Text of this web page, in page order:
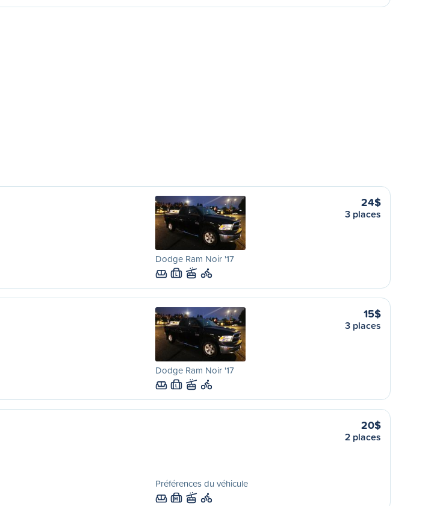
Dodge Ram Noir '17
L
24$
3 places
Dodge Ram Noir '17
L
15$
3 places
Préférences du véhicule
M
20$
2 places